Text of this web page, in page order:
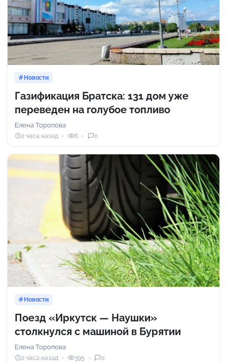
Новости
Газификация Братска: 131 дом уже
переведен на голубое топливо
Елена Торопова
2 часа назад 6 0
Новости
Поезд «Иркутск — Наушки»
столкнулся с машиной в Бурятии
Елена Торопова
2 часа назад 395 0